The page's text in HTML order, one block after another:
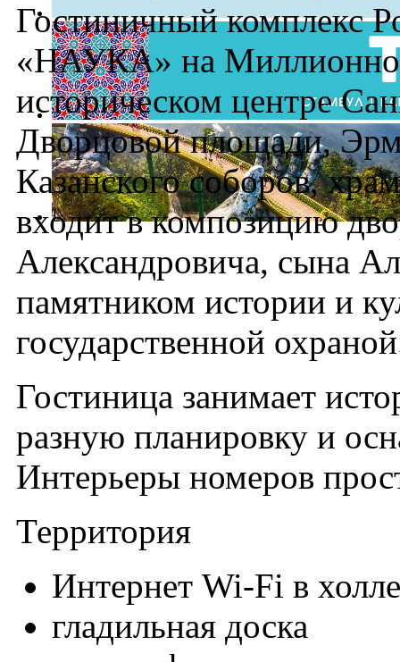
Гостиничный комплекс
«НАУКА» на
историческом центре
Дворцовой площади,
Казанского соборов,
входит в композицию
Александровича, сына
памятником истории и
государственной
Гостиница занимает
разную планировку и
Интерьеры номеров
Территория
Интернет Wi-Fi в
гладильная доска